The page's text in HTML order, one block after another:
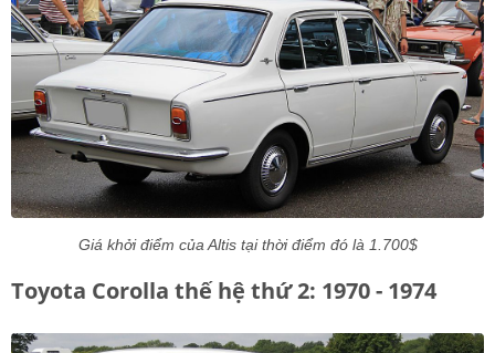
Giá khởi điểm của Altis tại thời điểm đó là 1.700$
Toyota Corolla thế hệ thứ 2: 1970 - 1974